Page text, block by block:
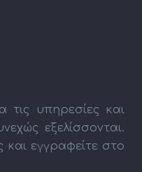
τις υπηρεσίες και
εξελίσσονται.
εγγραφείτε στο